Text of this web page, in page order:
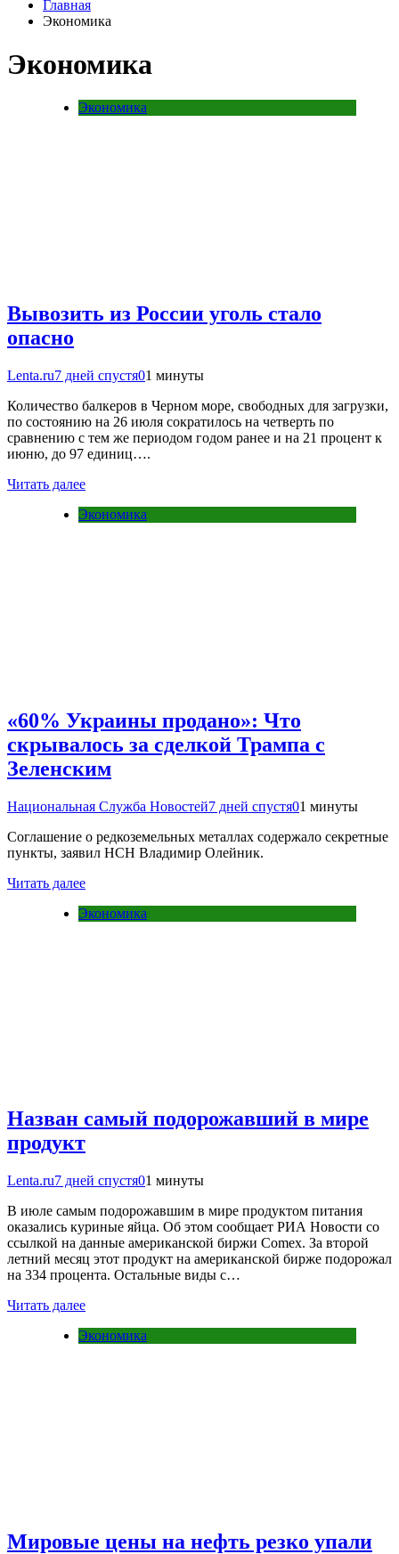
Главная
Экономика
Экономика
Экономика
Вывозить из России уголь стало
опасно
Lenta.ru7 дней спустя01 минуты
Количество балкеров в Черном море, свободных для загрузки,
по состоянию на 26 июля сократилось на четверть по
сравнению с тем же периодом годом ранее и на 21 процент к
июню, до 97 единиц….
Читать далее
Экономика
«60% Украины продано»: Что
скрывалось за сделкой Трампа с
Зеленским
Национальная Служба Новостей7 дней спустя01 минуты
Соглашение о редкоземельных металлах содержало секретные
пункты, заявил НСН Владимир Олейник.
Читать далее
Экономика
Назван самый подорожавший в мире
продукт
Lenta.ru7 дней спустя01 минуты
В июле самым подорожавшим в мире продуктом питания
оказались куриные яйца. Об этом сообщает РИА Новости со
ссылкой на данные американской биржи Comex. За второй
летний месяц этот продукт на американской бирже подорожал
на 334 процента. Остальные виды с…
Читать далее
Экономика
Мировые цены на нефть резко упали